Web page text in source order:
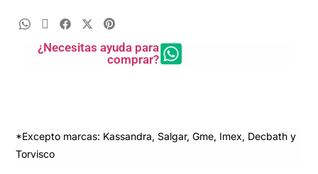
¿Necesitas ayuda para
comprar?
*Excepto marcas: Kassandra, Salgar, Gme, Imex, Decbath y
Torvisco